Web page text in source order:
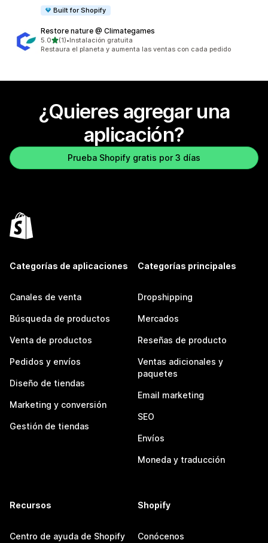
Built for Shopify
Restore nature @ Climategames
5.0de 5 estrellas
(1)
1 reseñas en total
•Instalación gratuita
Restaura el planeta y aumenta las ventas con cada pedido
¿Quieres agregar una
aplicación?
Prueba Shopify gratis por 3 días
Categorías de aplicaciones
Canales de venta
Búsqueda de productos
Venta de productos
Pedidos y envíos
Diseño de tiendas
Marketing y conversión
Gestión de tiendas
Categorías principales
Dropshipping
Mercados
Reseñas de producto
Ventas adicionales y
paquetes
Email marketing
SEO
Envíos
Moneda y traducción
Recursos
Centro de ayuda de Shopify
Shopify
Conócenos